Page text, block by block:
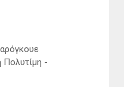
-